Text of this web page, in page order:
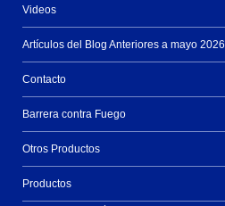
Videos
Artículos del Blog Anteriores a mayo 2026
Contacto
Barrera contra Fuego
Otros Productos
Productos